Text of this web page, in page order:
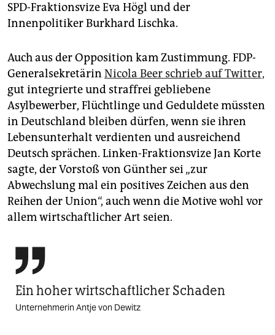
SPD-Fraktionsvize Eva Högl und der
Innenpolitiker Burkhard Lischka.
Auch aus der Opposition kam Zustimmung. FDP-
Generalsekretärin Nicola Beer schrieb auf Twitter,
gut integrierte und straffrei gebliebene
Asylbewerber, Flüchtlinge und Geduldete müssten
in Deutschland bleiben dürfen, wenn sie ihren
Lebensunterhalt verdienten und ausreichend
Deutsch sprächen. Linken-Fraktionsvize Jan Korte
sagte, der Vorstoß von Günther sei „zur
Abwechslung mal ein positives Zeichen aus den
Reihen der Union“, auch wenn die Motive wohl vor
allem wirtschaftlicher Art seien.

Ein hoher wirtschaftlicher Schaden
Unternehmerin Antje von Dewitz